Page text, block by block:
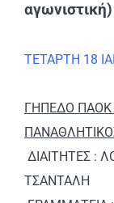
αγωνιστική)
ΤΕΤΑΡΤΗ 18
ΓΗΠΕΔΟ ΠΑΟΚ
ΔΙΑΙΤΗΤΕΣ :
ΤΣΑΝΤΑΛΗ